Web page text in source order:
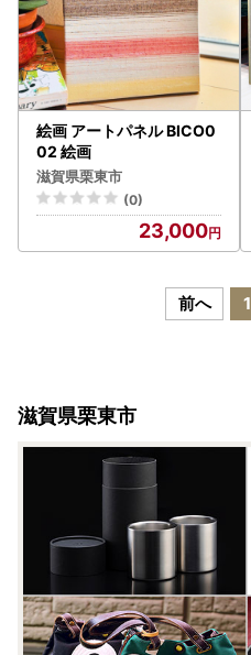
絵画 アートパネル BICO0
02 絵画
滋賀県栗東市
(0)
23,000
前へ 1
滋賀県栗東市